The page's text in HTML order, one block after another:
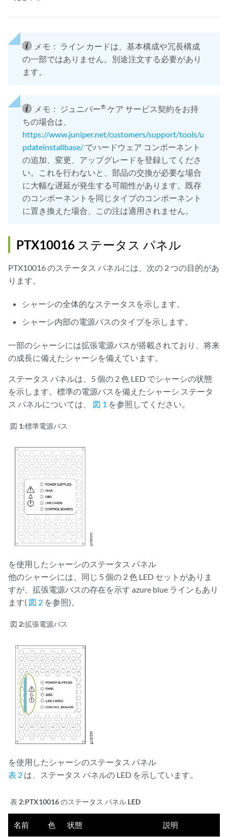
メモ： ライン カードは、基本構成や冗長構成
の一部ではありません。別途注文する必要があり
ます。
メモ： ジュニパー® ケア サービス契約をお持
ちの場合は、
https://www.juniper.net/customers/support/tools/u
pdateinstallbase/ でハードウェア コンポーネント
の追加、変更、アップグレードを登録してくださ
い。これを行わないと、部品の交換が必要な場合
に大幅な遅延が発生する可能性があります。既存
のコンポーネントを同じタイプのコンポーネント
に置き換えた場合、この注は適用されません。
PTX10016 ステータス パネル
PTX10016 のステータス パネルには、次の 2 つの目的があ
ります。
シャーシの全体的なステータスを示します。
シャーシ内部の電源バスのタイプを示します。
一部のシャーシには拡張電源バスが搭載されており、将来
の成長に備えたシャーシを備えています。
ステータス パネルは、5 個の 2 色 LED でシャーシの状態
を示します。標準の電源バスを備えたシャーシ ステータ
ス パネルについては、 図 1 を参照してください。
図 1:標準電源バス
を使用したシャーシのステータス パネル
他のシャーシには、同じ 5 個の 2 色 LED セットがありま
すが、拡張電源バスの存在を示す azure blue ラインもあり
ます( 図 2 を参照)。
図 2:拡張電源バス
を使用したシャーシのステータス パネル
表 2 は、ステータス パネルの LED を示しています。
表 2:PTX10016 のステータス パネル LED
名前 色 状態 説明